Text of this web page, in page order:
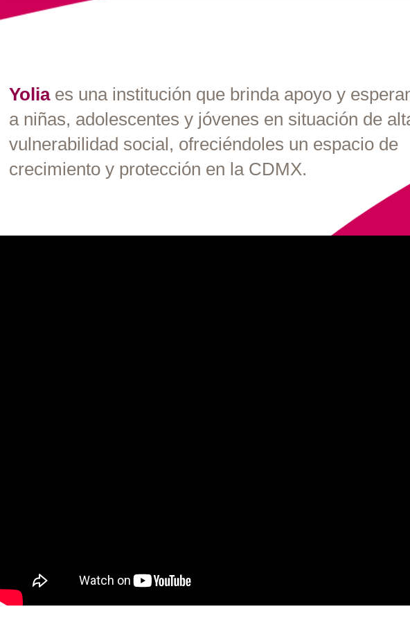
Yoliaes una institución que brindaapoyo y
a niñas, adolescentes y jóvenes en situación de
vulnerabilidad social, ofreciéndoles un espacio de
crecimiento y protección en la CDMX.